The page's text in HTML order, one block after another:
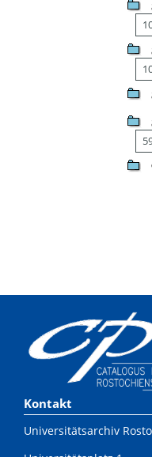
Kontakt
Universitätsarchiv